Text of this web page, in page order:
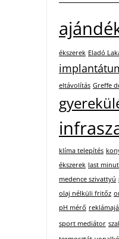
ékszerek Eladó
eltávolítás Greffe
klíma telepítés
ékszerek last
medence szivattyú
olaj nélküli fritőz
pH mérő
sport mediátor